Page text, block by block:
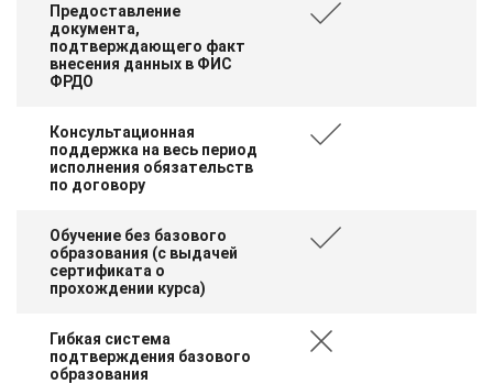
Предоставление
документа,
подтверждающего факт
внесения данных в ФИС
ФРДО
Консультационная
поддержка на весь период
исполнения обязательств
по договору
Обучение без базового
образования (с выдачей
сертификата о
прохождении курса)
Гибкая система
подтверждения базового
образования